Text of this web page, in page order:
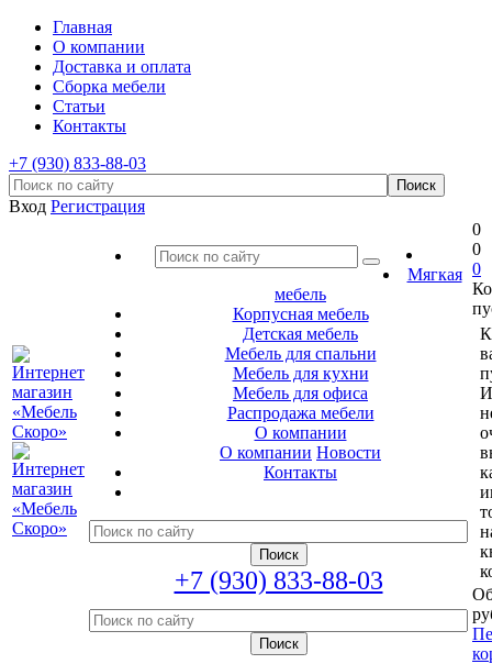
Главная
О компании
Доставка и оплата
Сборка мебели
Статьи
Контакты
+7 (930) 833-88-03
Вход Регистрация
Мягкая
мебель
Корпусная мебель
Детская мебель
Мебель для спальни
Мебель для кухни
Мебель для офиса
Распродажа мебели
О компании
О компании Новости
Контакты
+7 (930) 833-88-03
0
0
0